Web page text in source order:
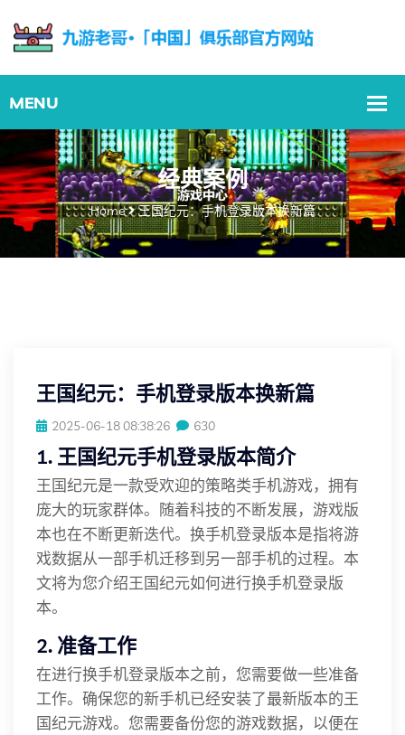
经典案例
Home 王国纪元：手机登录版本换新篇
王国纪元：手机登录版本换新篇
2025-06-18 08:38:26 630
1. 王国纪元手机登录版本简介
王国纪元是一款受欢迎的策略类手机游戏，拥有
庞大的玩家群体。随着科技的不断发展，游戏版
本也在不断更新迭代。换手机登录版本是指将游
戏数据从一部手机迁移到另一部手机的过程。本
文将为您介绍王国纪元如何进行换手机登录版
本。
2. 准备工作
在进行换手机登录版本之前，您需要做一些准备
工作。确保您的新手机已经安装了最新版本的王
国纪元游戏。您需要备份您的游戏数据，以便在